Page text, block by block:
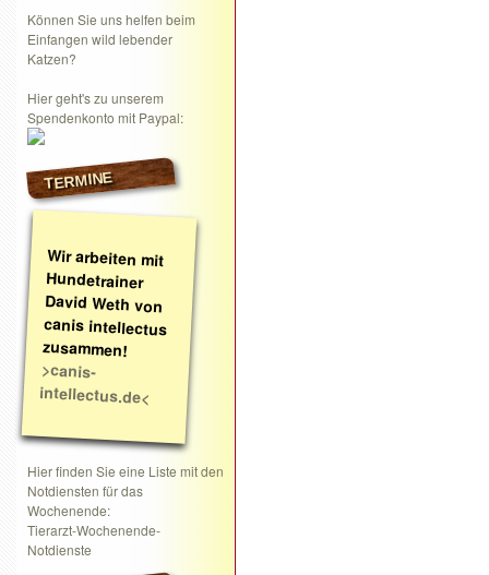
Können Sie uns helfen beim
Einfangen wild lebender
Katzen?
Hier geht's zu unserem
Spendenkonto mit Paypal:
TERMINE
Wir arbeiten mit
Hundetrainer
David Weth von
canis intellectus
zusammen!
>canis-
intellectus.de<
Hier finden Sie eine Liste mit den
Notdiensten für das
Wochenende:
Tierarzt-Wochenende-
Notdienste